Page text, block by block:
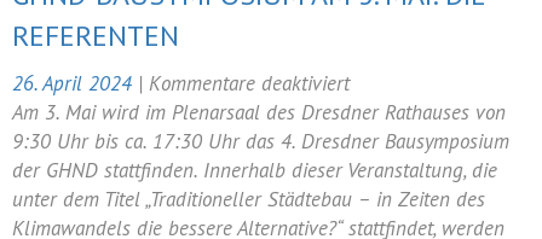
REFERENTEN
26. April 2024 | Kommentare deaktiviertfür
GHND-
Bausymposium
am
3.
Mai:
Am 3. Mai wird im Plenarsaal des Dresdner Rathauses von
9:30 Uhr bis ca. 17:30 Uhr das 4. Dresdner Bausymposium
der GHND stattfinden. Innerhalb dieser Veranstaltung, die
unter dem Titel „Traditioneller Städtebau – in Zeiten des
Klimawandels die bessere Alternative?“ stattfindet, werden